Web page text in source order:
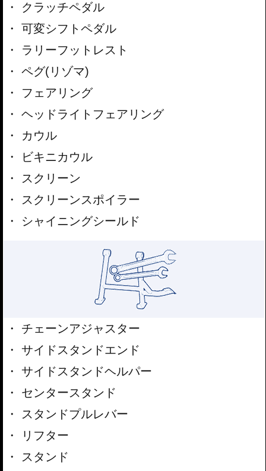
クラッチペダル
可変シフトペダル
ラリーフットレスト
ペグ(リゾマ)
フェアリング
ヘッドライトフェアリング
カウル
ビキニカウル
スクリーン
スクリーンスポイラー
シャイニングシールド
チェーンアジャスター
サイドスタンドエンド
サイドスタンドヘルパー
センタースタンド
スタンドプルレバー
リフター
スタンド